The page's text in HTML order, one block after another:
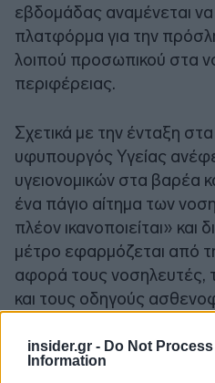
insider.gr - Do Not
Information
εβδομάδας αναμένεται να
πλατφόρμα για την
λοιπού προσωπικού στα
περιφέρειας.
Σχετικά με την ένταξη
υφυπουργός Υγείας
υγειονομικών στα βαρέα
ένα πάγιο αίτημα των
πλέον ικανοποιείται» και
μέτρο εφαρμόζεται από
αφορά τους νοσηλευτές,
και τους οδηγούς
Πηγή: ΑΠΕ - ΜΠΕ